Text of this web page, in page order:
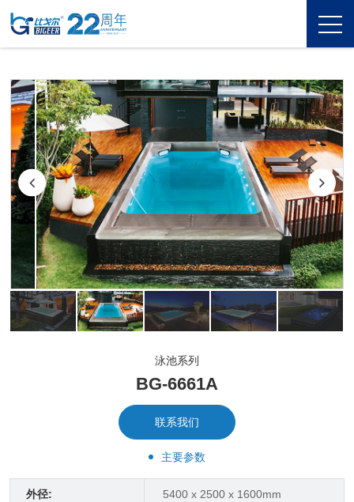
泳池系列
BG-6661A
联系我们
主要参数
外径: 5400 x 2500 x 1600mm